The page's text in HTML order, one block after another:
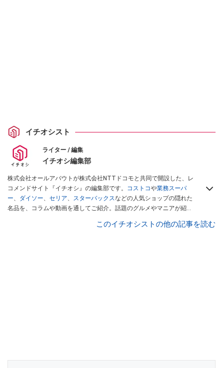
イチオシスト
ライター / 編集
イチオシ編集部
株式会社オールアバウトが株式会社NTTドコモと共同で開設した、レ
コメンドサイト『イチオシ』の編集部です。 コストコや業務スーパ
ー、 ダイソー、 セリア、 スターバックスなどの人気ショップの隠れた
名品を、コラムや動画を通してご紹介。話題のグルメやマニアが紹介
インフルエンサーが実際に使用してレビューしています。毎日トレン
このイチオシストの他の記事を読む